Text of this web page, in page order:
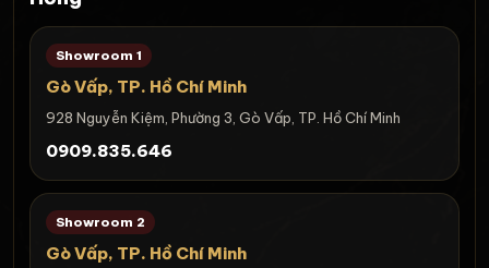
Showroom 1
Gò Vấp, TP. Hồ Chí Minh
928 Nguyễn Kiệm, Phường 3, Gò Vấp, TP. Hồ Chí Minh
0909.835.646
Showroom 2
Gò Vấp, TP. Hồ Chí Minh